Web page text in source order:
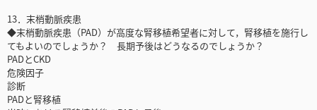
13．末梢動脈疾患
◆末梢動脈疾患（PAD）が高度な腎移植希望者に対して，腎移植を施行し
てもよいのでしょうか？ 長期予後はどうなるのでしょうか？
PADとCKD
危険因子
診断
PADと腎移植